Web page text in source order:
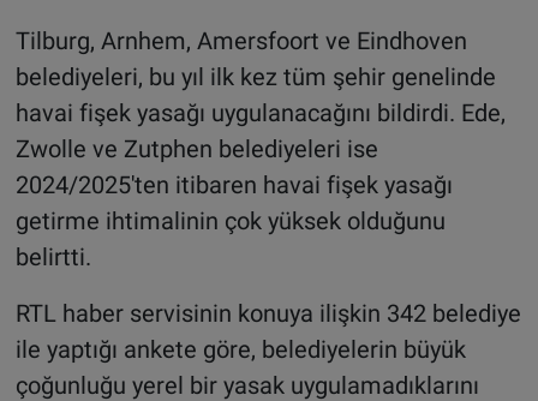
Tilburg, Arnhem, Amersfoort ve Eindhoven
belediyeleri, bu yıl ilk kez tüm şehir genelinde
havai fişek yasağı uygulanacağını bildirdi. Ede,
Zwolle ve Zutphen belediyeleri ise
2024/2025'ten itibaren havai fişek yasağı
getirme ihtimalinin çok yüksek olduğunu
belirtti.
RTL haber servisinin konuya ilişkin 342 belediye
ile yaptığı ankete göre, belediyelerin büyük
çoğunluğu yerel bir yasak uygulamadıklarını